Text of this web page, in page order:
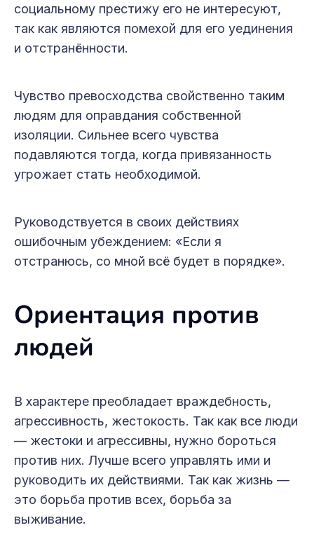
социальному престижу его не интересуют,
так как являются помехой для его уединения
и отстранённости.
Чувство превосходства свойственно таким
людям для оправдания собственной
изоляции. Сильнее всего чувства
подавляются тогда, когда привязанность
угрожает стать необходимой.
Руководствуется в своих действиях
ошибочным убеждением: «Если я
отстранюсь, со мной всё будет в порядке».
Ориентация против
людей
В характере преобладает враждебность,
агрессивность, жестокость. Так как все люди
— жестоки и агрессивны, нужно бороться
против них. Лучше всего управлять ими и
руководить их действиями. Так как жизнь —
это борьба против всех, борьба за
выживание.